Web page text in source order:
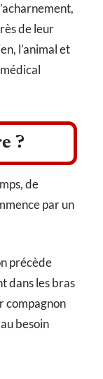
de leur
l’animal et
?
de
par un
précède
dans les bras
compagnon
besoin